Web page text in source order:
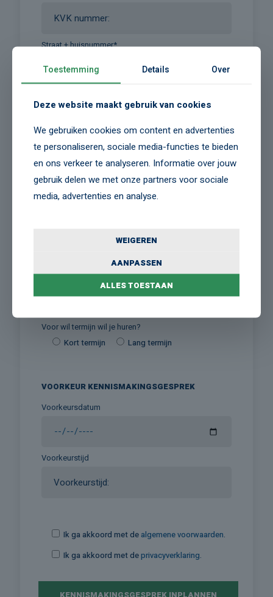
Straat + huisnummer*
Plaats*
Wat zou je graag willen huren?
Trailer(s)
Voor wil termijn wil je huren?
Kort termijn
Lang termijn
VOORKEUR KENNISMAKINGSGESPREK
Voorkeursdatum
Voorkeurstijd
Ik ga akkoord met de algemene voorwaarden.
Ik ga akkoord met deprivacyverklaring.
Toestemming Details Over
Deze website maakt gebruik van cookies
We gebruiken cookies om content en advertenties
te personaliseren, sociale media-functies te bieden
en ons verkeer te analyseren. Informatie over jouw
gebruik delen we met onze partners voor sociale
media, advertenties en analyse.
WEIGEREN
AANPASSEN
ALLES TOESTAAN